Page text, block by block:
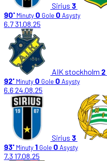
Sirius 3
90' Minuty 0 Gole 0 Asysty
6.731.08.25
AIK stockholm 2
92' Minuty 0 Gole 0 Asysty
6.6 24.08.25
Sirius 3
93' Minuty 1 Gole 0 Asysty
7.3 17.08.25